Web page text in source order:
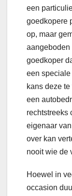
een
goedkopere
op, maar
aangeboden
goedkoper
een
kans deze
een
rechtstreeks
eigenaar
over kan
nooit wie de
Hoewel in
occasion